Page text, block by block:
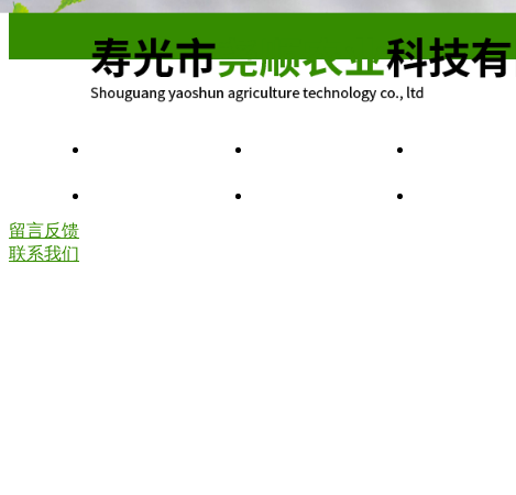
留言反馈
联系我们